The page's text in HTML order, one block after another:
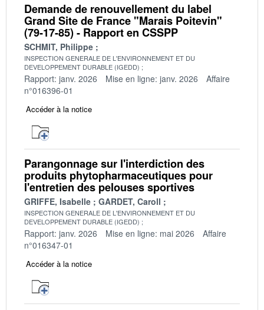
Demande de renouvellement du label
Grand Site de France "Marais Poitevin"
(79-17-85) - Rapport en CSSPP
SCHMIT, Philippe
INSPECTION GENERALE DE L'ENVIRONNEMENT ET DU
DEVELOPPEMENT DURABLE (IGEDD)
Rapport: janv. 2026 Mise en ligne: janv. 2026
Affaire
n°016396-01
Accéder à la notice
Parangonnage sur l'interdiction des
produits phytopharmaceutiques pour
l'entretien des pelouses sportives
GRIFFE, Isabelle GARDET, Caroll
INSPECTION GENERALE DE L'ENVIRONNEMENT ET DU
DEVELOPPEMENT DURABLE (IGEDD)
Rapport: janv. 2026 Mise en ligne: mai 2026
Affaire
n°016347-01
Accéder à la notice